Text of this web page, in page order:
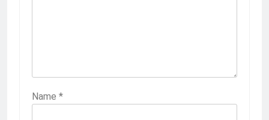
Name *